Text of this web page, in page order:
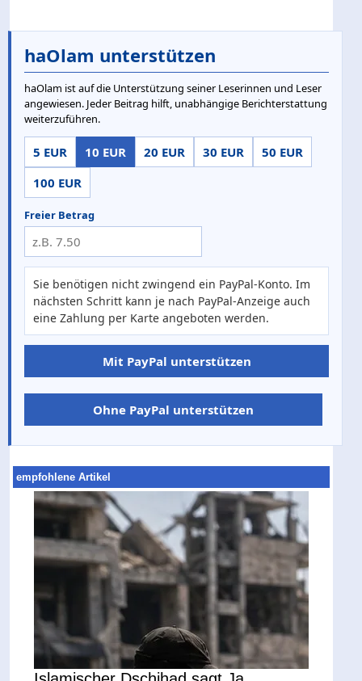
haOlam unterstützen
haOlam ist auf die Unterstützung seiner Leserinnen und Leser
angewiesen. Jeder Beitrag hilft, unabhängige Berichterstattung
weiterzuführen.
5 EUR 10 EUR 20 EUR 30 EUR
50 EUR
100 EUR
Freier Betrag
Sie benötigen nicht zwingend ein PayPal-Konto. Im
nächsten Schritt kann je nach PayPal-Anzeige auch
eine Zahlung per Karte angeboten werden.
Mit PayPal unterstützen
Ohne PayPal unterstützen
empfohlene Artikel